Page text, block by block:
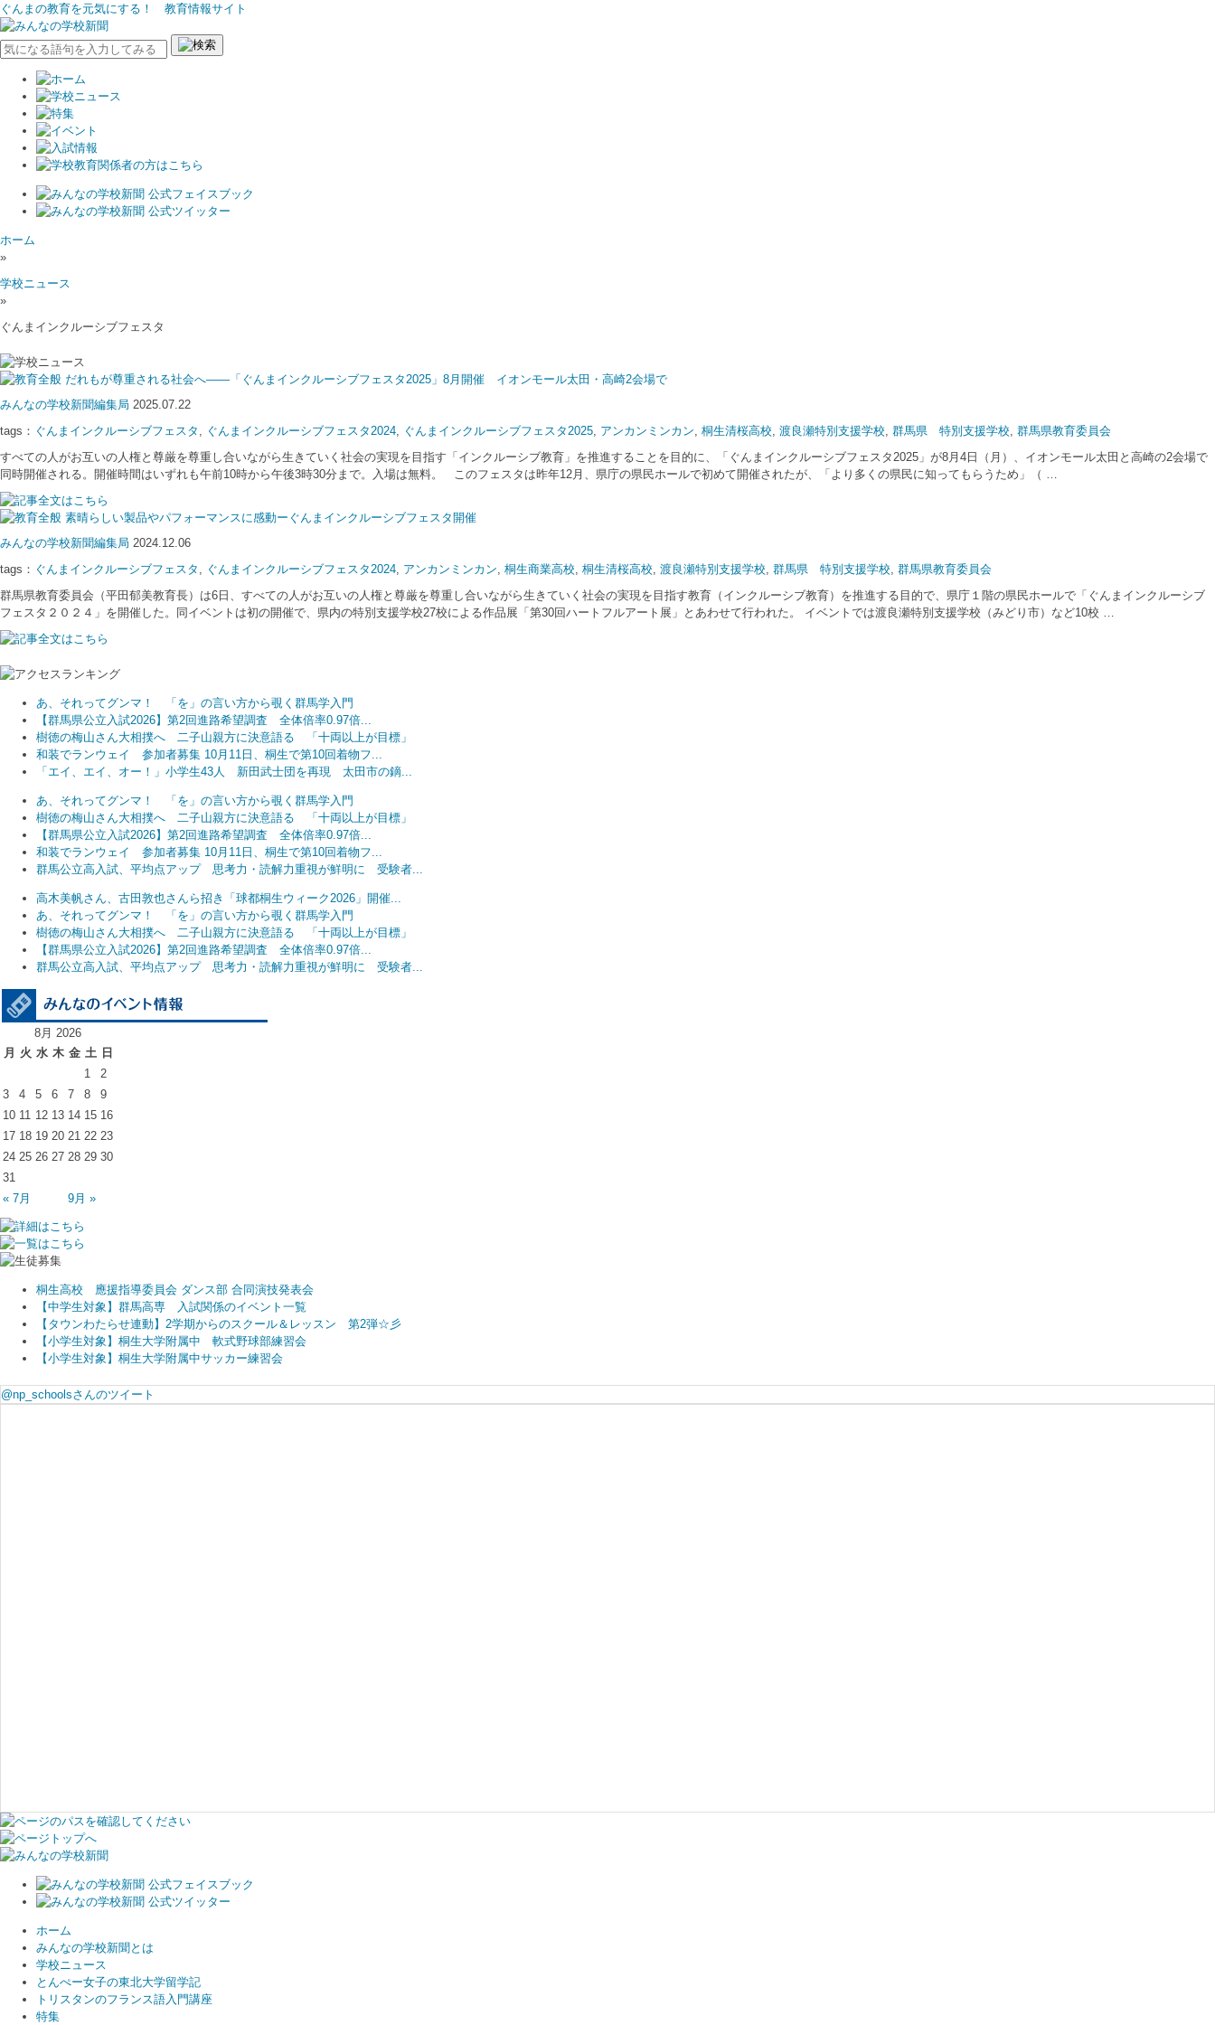
ぐんまの教育を元気にする！ 教育情報サイト
ホーム
»
学校ニュース
»
ぐんまインクルーシブフェスタ
だれもが尊重される社会へ――「ぐんまインクルーシブフェスタ2025」8月開催 イオンモール太田・高崎2会場で
みんなの学校新聞編集局 2025.07.22
tags： ぐんまインクルーシブフェスタ , ぐんまインクルーシブフェスタ2024, ぐんまインクルーシブフェスタ2025, アンカンミンカン, 桐生清桜高校, 渡良瀬特別支援学校, 群馬県 特別支援学校, 群馬県教育委員会
すべての人がお互いの人権と尊厳を尊重し合いながら生きていく社会の実現を目指す「インクルーシブ教育」を推進することを目的に、「ぐんまインクルーシブフェスタ2025」が8月4日（月）、イオンモール太田と高崎の2会場で
同時開催される。開催時間はいずれも午前10時から午後3時30分まで。入場は無料。 このフェスタは昨年12月、県庁の県民ホールで初めて開催されたが、「より多くの県民に知ってもらうため」（ …
素晴らしい製品やパフォーマンスに感動ーぐんまインクルーシブフェスタ開催
みんなの学校新聞編集局 2024.12.06
tags： ぐんまインクルーシブフェスタ , ぐんまインクルーシブフェスタ2024, アンカンミンカン, 桐生商業高校, 桐生清桜高校, 渡良瀬特別支援学校, 群馬県 特別支援学校, 群馬県教育委員会
群馬県教育委員会（平田郁美教育長）は6日、すべての人がお互いの人権と尊厳を尊重し合いながら生きていく社会の実現を目指す教育（インクルーシブ教育）を推進する目的で、県庁１階の県民ホールで「ぐんまインクルーシブ
フェスタ２０２４」を開催した。同イベントは初の開催で、県内の特別支援学校27校による作品展「第30回ハートフルアート展」とあわせて行われた。 イベントでは渡良瀬特別支援学校（みどり市）など10校 …
あ、それってグンマ！ 「を」の言い方から覗く群馬学入門
【群馬県公立入試2026】第2回進路希望調査 全体倍率0.97倍...
樹徳の梅山さん大相撲へ 二子山親方に決意語る 「十両以上が目標」
和装でランウェイ 参加者募集 10月11日、桐生で第10回着物フ...
「エイ、エイ、オー！」小学生43人 新田武士団を再現 太田市の鏑...
あ、それってグンマ！ 「を」の言い方から覗く群馬学入門
樹徳の梅山さん大相撲へ 二子山親方に決意語る 「十両以上が目標」
【群馬県公立入試2026】第2回進路希望調査 全体倍率0.97倍...
和装でランウェイ 参加者募集 10月11日、桐生で第10回着物フ...
群馬公立高入試、平均点アップ 思考力・読解力重視が鮮明に 受験者...
高木美帆さん、古田敦也さんら招き「球都桐生ウィーク2026」開催...
あ、それってグンマ！ 「を」の言い方から覗く群馬学入門
樹徳の梅山さん大相撲へ 二子山親方に決意語る 「十両以上が目標」
【群馬県公立入試2026】第2回進路希望調査 全体倍率0.97倍...
群馬公立高入試、平均点アップ 思考力・読解力重視が鮮明に 受験者...
8月 2026
月 火 水 木 金 土 日
1
2
3
4 5 6 7 8
9
10 11 12 13 14 15 16
17 18 19 20 21 22 23
24 25 26 27 28 29 30
31
« 7月
9月 »
桐生高校 應援指導委員会 ダンス部 合同演技発表会
【中学生対象】群馬高専 入試関係のイベント一覧
【タウンわたらせ連動】2学期からのスクール＆レッスン 第2弾☆彡
【小学生対象】桐生大学附属中 軟式野球部練習会
【小学生対象】桐生大学附属中サッカー練習会
@np_schoolsさんのツイート
ホーム
みんなの学校新聞とは
学校ニュース
とんぺー女子の東北大学留学記
トリスタンのフランス語入門講座
特集